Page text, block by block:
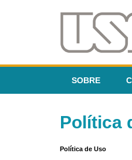
SOBRE
Política
Política de Uso